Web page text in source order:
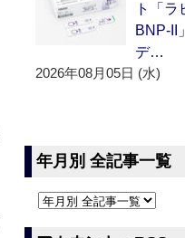
ト「
BNP-II
デ…
2026年08月05日 (水)
年月別 全記事一覧